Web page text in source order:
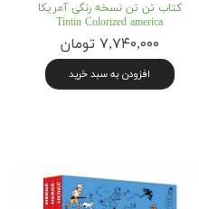
کتاب تن تن نسخه رنگی آمریکا
Tintin Colorized america
۷,۷۴۰,۰۰۰ تومان
افزودن به سبد خرید